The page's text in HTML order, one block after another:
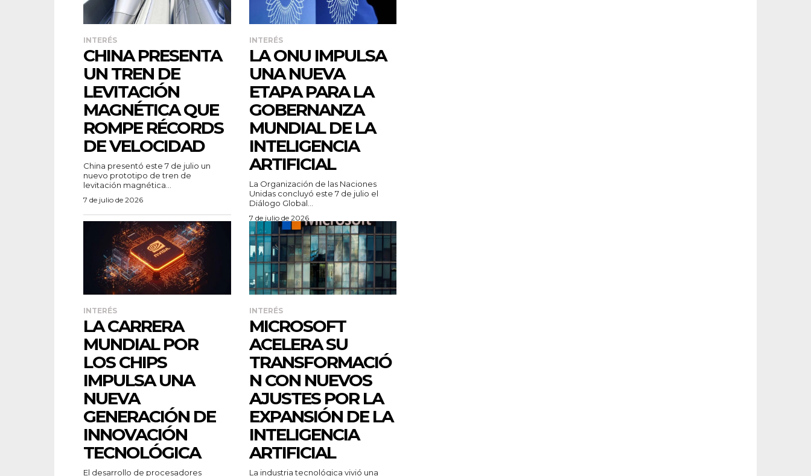
INTERÉS
CHINA PRESENTA
UN TREN DE
LEVITACIÓN
MAGNÉTICA QUE
ROMPE RÉCORDS
DE VELOCIDAD
China presentó este 7 de julio un
nuevo prototipo de tren de
levitación magnética...
7 de julio de 2026
INTERÉS
LA ONU IMPULSA
UNA NUEVA
ETAPA PARA LA
GOBERNANZA
MUNDIAL DE LA
INTELIGENCIA
ARTIFICIAL
La Organización de las Naciones
Unidas concluyó este 7 de julio el
Diálogo Global...
7 de julio de 2026
INTERÉS
LA CARRERA
MUNDIAL POR
LOS CHIPS
IMPULSA UNA
NUEVA
GENERACIÓN DE
INNOVACIÓN
TECNOLÓGICA
El desarrollo de procesadores
INTERÉS
MICROSOFT
ACELERA SU
TRANSFORMACIÓ
N CON NUEVOS
AJUSTES POR LA
EXPANSIÓN DE LA
INTELIGENCIA
ARTIFICIAL
La industria tecnológica vivió una